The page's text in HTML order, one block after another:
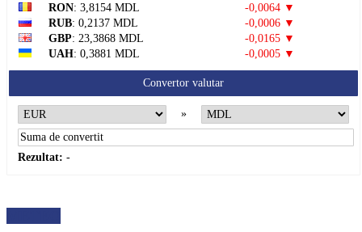
RON: 3,8154 MDL
-0,0064 ▼
RUB: 0,2137 MDL
-0,0006 ▼
GBP: 23,3868 MDL
-0,0165 ▼
UAH: 0,3881 MDL -0,0005 ▼
Convertor valutar
»
Rezultat: -